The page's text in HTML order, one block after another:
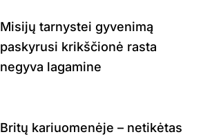
Misijų tarnystei gyvenimą
paskyrusi krikščionė rasta
negyva lagamine
Britų kariuomenėje – netikėtas